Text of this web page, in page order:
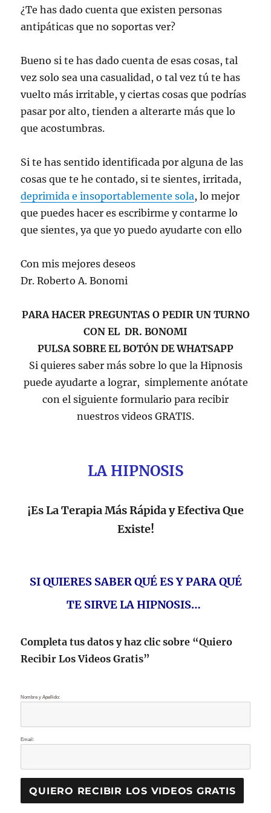
¿Te has dado cuenta que existen personas
antipáticas que no soportas ver?
Bueno si te has dado cuenta de esas cosas, tal
vez solo sea una casualidad, o tal vez tú te has
vuelto más irritable, y ciertas cosas que podrías
pasar por alto, tienden a alterarte más que lo
que acostumbras.
Si te has sentido identificada por alguna de las
cosas que te he contado, si te sientes, irritada,
deprimida e insoportablemente sola, lo mejor
que puedes hacer es escribirme y contarme lo
que sientes, ya que yo puedo ayudarte con ello
Con mis mejores deseos
Dr. Roberto A. Bonomi
PARA HACER PREGUNTAS O PEDIR UN TURNO
CON EL DR. BONOMI
PULSA SOBRE EL BOTÓN DE WHATSAPP
Si quieres saber más sobre lo que la Hipnosis
puede ayudarte a lograr, simplemente anótate
con el siguiente formulario para recibir
nuestros videos GRATIS.
LA HIPNOSIS
¡Es La Terapia Más Rápida y Efectiva Que
Existe!
SI QUIERES SABER QUÉ ES Y PARA QUÉ
TE SIRVE LA HIPNOSIS…
Completa tus datos y haz clic sobre “Quiero
Recibir Los Videos Gratis”
Nombre y Apellido:
Email: